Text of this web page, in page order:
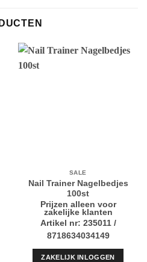
SALE
Nail Trainer Nagelbedjes
100st
Prijzen alleen voor
zakelijke klanten
Artikel nr: 235011 /
8718634034149
ZAKELIJK INLOGGEN